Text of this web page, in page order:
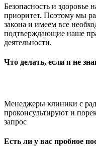
Безопасность и
приоритет. Поэтому мы
закона и имеем все
подтверждающие наше
деятельности.
Что делать, если я не
Менеджеры клиники с
проконсультируют и
запрос
Есть ли у вас пробное